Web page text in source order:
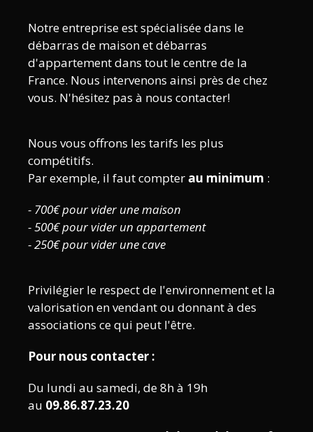
Notre entreprise est spécialisée dans le
débarras de maison et débarras
d'appartement dans tout le centre de la
France. Nous intervenons ainsi près de chez
vous. N'hésitez pas à nous contacter!
Nous vous offrons les tarifs les plus
compétitifs.
Par exemple, il faut compter au minimum :
- 700€ pour vider une maison
- 500€ pour vider un appartement
- 250€ pour vider une cave
Privilégier le respect de l'environnement et la
valorisation en vendant ou donnant à des
associations ce qui peut l'être.
Pour nous contacter :
Du lundi au samedi, de 8h à 19h
au 09.86.87.23.20